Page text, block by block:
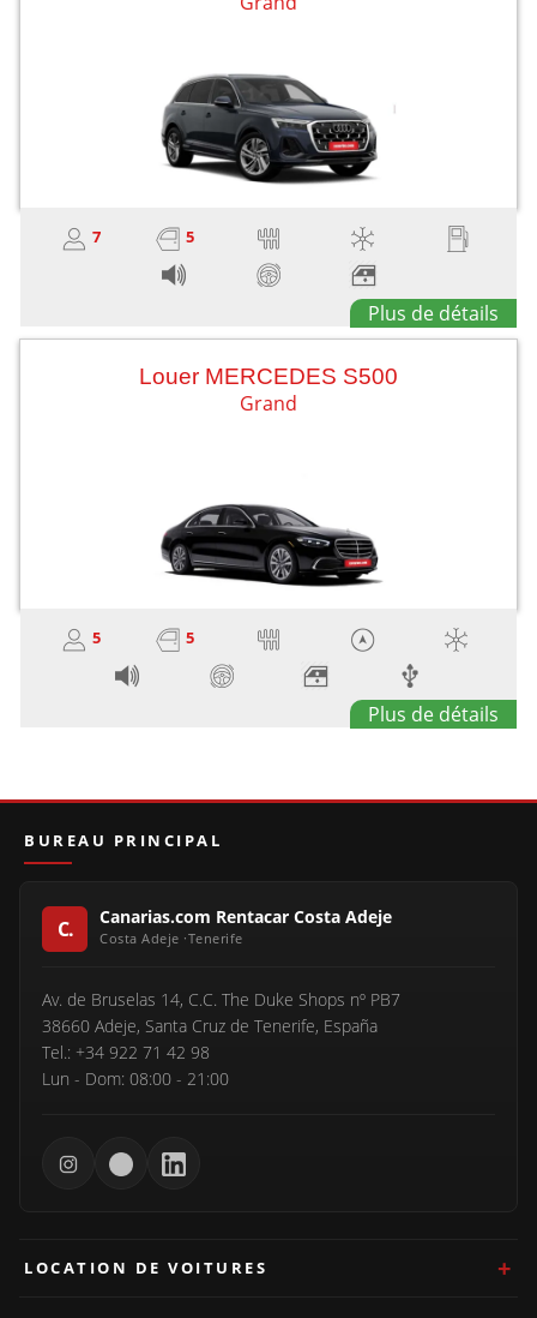
7 5
Plus de détails
Louer MERCEDES S500
Grand
5 5
Plus de détails
BUREAU PRINCIPAL
Canarias.com Rentacar Costa Adeje
Av. de Bruselas 14, C.C. The Duke Shops nº PB7
38660 Adeje, Santa Cruz de Tenerife, España
Tel.: +34 922 71 42 98
Lun - Dom: 08:00 - 21:00
LOCATION DE VOITURES